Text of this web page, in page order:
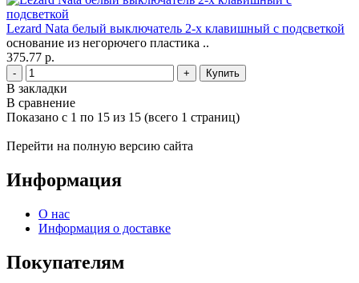
Lezard Nata белый выключатель 2-х клавишный с подсветкой
основание из негорючего пластика ..
375.77 р.
- +
В закладки
В сравнение
Показано с 1 по 15 из 15 (всего 1 страниц)
Перейти на полную версию сайта
Информация
О нас
Информация о доставке
Покупателям